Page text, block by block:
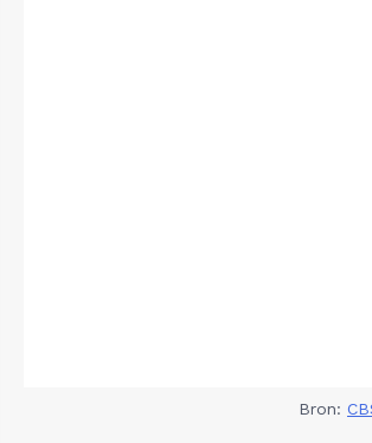
Bron: